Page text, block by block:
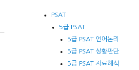
PSAT
5급 PSAT
5급 PSAT 언어논리
5급 PSAT 상황판단
5급 PSAT 자료해석